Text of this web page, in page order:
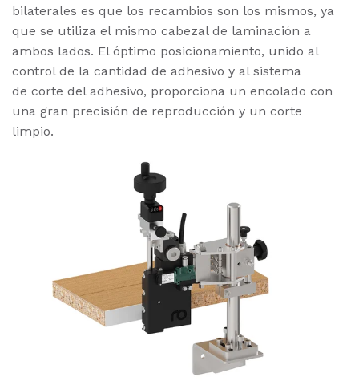
bilaterales es que los recambios son los mismos, ya
que se utiliza el mismo cabezal de laminación a
ambos lados. El óptimo posicionamiento, unido al
control de la cantidad de adhesivo y al sistema
de corte del adhesivo, proporciona un encolado con
una gran precisión de reproducción y un corte
limpio.